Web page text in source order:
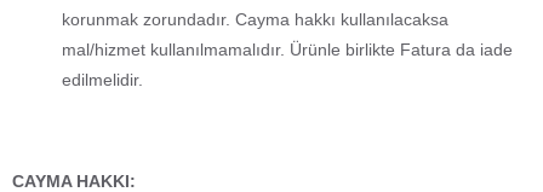
korunmak zorundadır. Cayma hakkı kullanılacaksa
mal/hizmet kullanılmamalıdır. Ürünle birlikte Fatura da iade
edilmelidir.
CAYMA HAKKI: